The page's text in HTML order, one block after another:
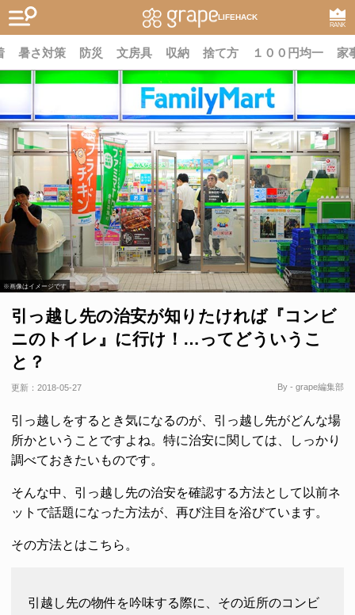
LIFEHACK
RANK
暑さ対策 防災 文房具 収納 捨て方 １００円均一 家
※画像はイメージです
引っ越し先の治安が知りたければ『コンビ
ニのトイレ』に行け！…ってどういうこ
と？
更新： 2018-05-27 By - grape編集部
引っ越しをするとき気になるのが、引っ越し先がどんな場
所かということですよね。特に治安に関しては、しっかり
調べておきたいものです。
そんな中、引っ越し先の治安を確認する方法として以前ネ
ットで話題になった方法が、再び注目を浴びています。
その方法とはこちら。
引越し先の物件を吟味する際に、その近所のコンビ